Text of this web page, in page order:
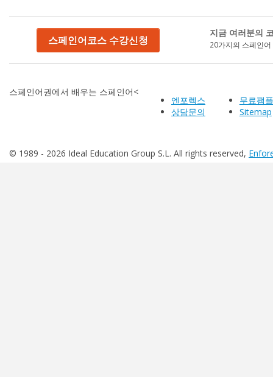
스페인어코스 수강신청
지금 여러분의
20가지의 스페인
스페인어권에서 배우는 스페인어<
엔포렉스
상담문의
무료팸
Sitemap
© 1989 - 2026 Ideal Education Group S.L. All rights reserved,